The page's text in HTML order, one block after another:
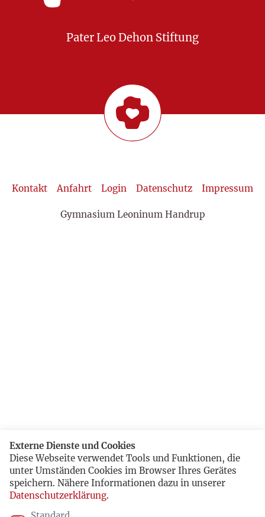
Pater Leo Dehon Stiftung
Kontakt Anfahrt Login Datenschutz Impressum
Gymnasium Leoninum Handrup
Externe Dienste und Cookies
Diese Webseite verwendet Tools und Funktionen, die
unter Umständen Cookies im Browser Ihres Gerätes
speichern. Nähere Informationen dazu in unserer
Datenschutzerklärung.